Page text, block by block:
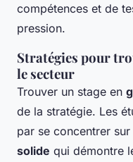
compétences et de
pression.
Stratégies pour
le secteur
Trouver un stage en
de la stratégie. Les
par se concentrer
solide qui démontre